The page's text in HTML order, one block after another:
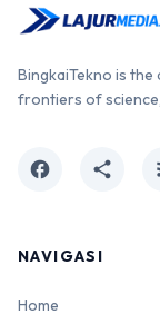
BingkaiTekno is
frontiers of
facebook share
NAVIGASI
Home